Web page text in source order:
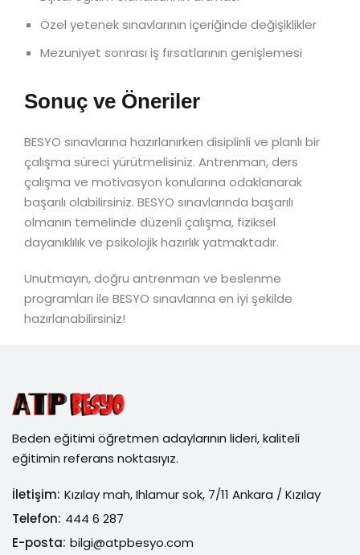
Özel yetenek sınavlarının içeriğinde değişiklikler
Mezuniyet sonrası iş fırsatlarının genişlemesi
Sonuç ve Öneriler
BESYO sınavlarına hazırlanırken disiplinli ve planlı bir
çalışma süreci yürütmelisiniz. Antrenman, ders
çalışma ve motivasyon konularına odaklanarak
başarılı olabilirsiniz. BESYO sınavlarında başarılı
olmanın temelinde düzenli çalışma, fiziksel
dayanıklılık ve psikolojik hazırlık yatmaktadır.
Unutmayın, doğru antrenman ve beslenme
programları ile BESYO sınavlarına en iyi şekilde
hazırlanabilirsiniz!
Beden eğitimi öğretmen adaylarının lideri, kaliteli
eğitimin referans noktasıyız.
İletişim: Kızılay mah, Ihlamur sok, 7/11 Ankara / Kızılay
Telefon: 444 6 287
E-posta: bilgi@atpbesyo.com